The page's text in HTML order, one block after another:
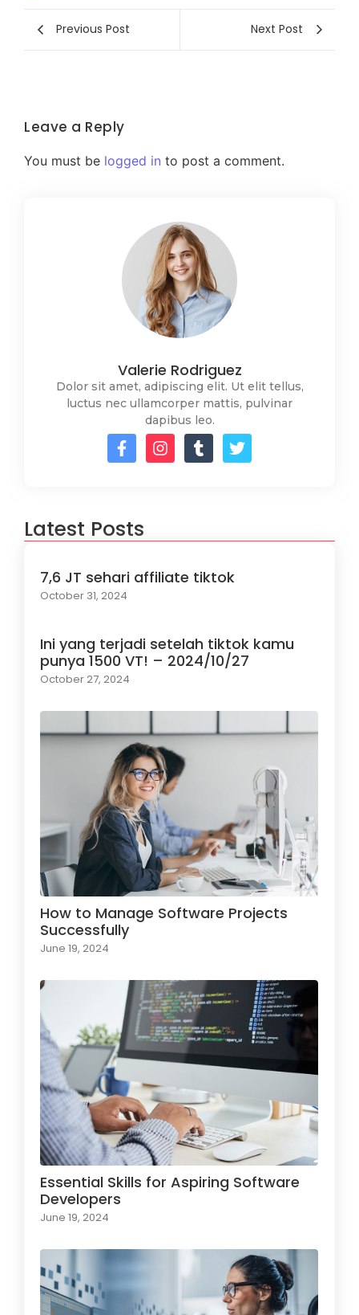
Previous Post Next Post
Leave a Reply
You must be logged in to post a comment.
Valerie Rodriguez
Dolor sit amet, adipiscing elit. Ut elit tellus,
luctus nec ullamcorper mattis, pulvinar
dapibus leo.
Latest Posts
7,6 JT sehari affiliate tiktok
October 31, 2024
Ini yang terjadi setelah tiktok kamu
punya 1500 VT! – 2024/10/27
October 27, 2024
How to Manage Software Projects
Successfully
June 19, 2024
Essential Skills for Aspiring Software
Developers
June 19, 2024